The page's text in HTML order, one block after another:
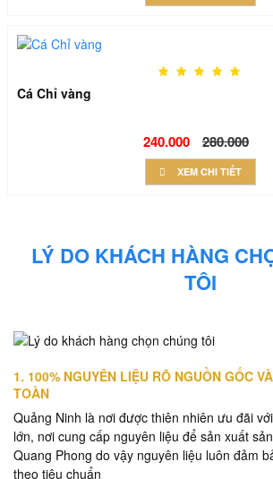
Cá Chỉ vàng
240.000 280.000
XEM CHI TIẾT
LÝ DO KHÁCH HÀNG
TÔI
1. 100% NGUYÊN LIỆU RÕ NGUỒN GỐC
TOÀN
Quảng Ninh là nơi được thiên nhiên ưu đãi
lớn, nơi cung cấp nguyên liệu để sản xuất
Quang Phong do vậy nguyên liệu luôn đảm
theo tiêu chuẩn